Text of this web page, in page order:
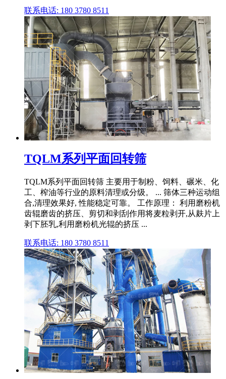
联系电话: 180 3780 8511
TQLM系列平面回转筛
TQLM系列平面回转筛 主要用于制粉、饲料、碾米、化
工、榨油等行业的原料清理或分级。 ... 筛体三种运动组
合,清理效果好, 性能稳定可靠。 工作原理： 利用磨粉机
齿辊磨齿的挤压、剪切和剥刮作用将麦粒剥开,从麸片上
剥下胚乳,利用磨粉机光辊的挤压 ...
联系电话: 180 3780 8511